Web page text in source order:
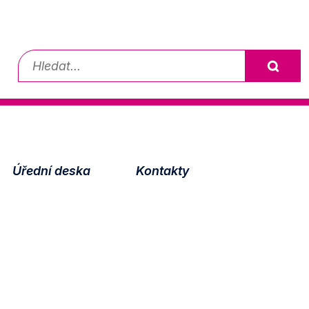
Vyhledávání
Úřední deska Kontakty